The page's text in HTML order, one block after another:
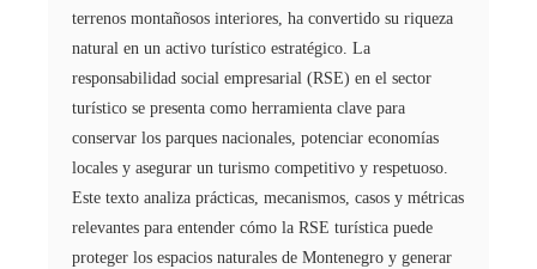
terrenos montañosos interiores, ha convertido su riqueza
natural en un activo turístico estratégico. La
responsabilidad social empresarial (RSE) en el sector
turístico se presenta como herramienta clave para
conservar los parques nacionales, potenciar economías
locales y asegurar un turismo competitivo y respetuoso.
Este texto analiza prácticas, mecanismos, casos y métricas
relevantes para entender cómo la RSE turística puede
proteger los espacios naturales de Montenegro y generar